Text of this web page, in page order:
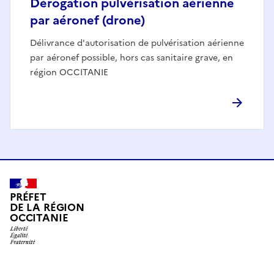
par aéronef (drone)
Délivrance d'autorisation de pulvérisation aérienne
par aéronef possible, hors cas sanitaire grave, en
région OCCITANIE
PRÉFET
DE LA RÉGION
OCCITANIE